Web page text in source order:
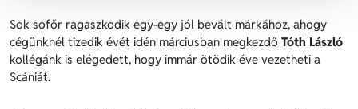
Sok sofőr ragaszkodik egy-egy jól bevált márkához, ahogy
cégünknél tizedik évét idén márciusban megkezdő Tóth László
kollégánk is elégedett, hogy immár ötödik éve vezetheti a
Scániát.